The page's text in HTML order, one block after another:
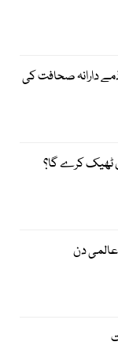
دارانہ صحافت کی
ٹھیک کرے گا؟
عالمی دن